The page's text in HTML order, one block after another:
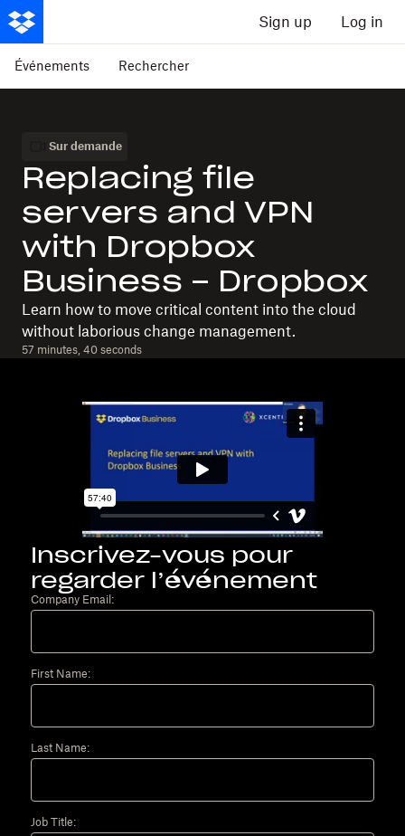
Sign up Log in
Événements Rechercher
Sur demande
Replacing file
servers and VPN
with Dropbox
Business - Dropbox
Learn how to move critical content into the cloud
without laborious change management.
57 minutes, 40 seconds
Inscrivez-vous pour
regarder l’événement
Company Email:
First Name:
Last Name:
Job Title: